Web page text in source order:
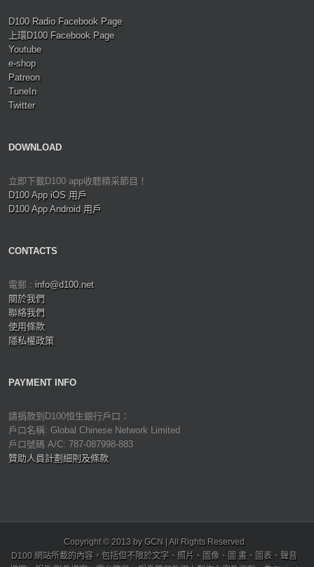
D100 Radio Facebook Page
上環D100 Facebook Page
Youtube
e-shop
Patreon
TuneIn
Twitter
DOWNLOAD
立即下載D100 app收聽精采節目！
D100 App iOS 用戶
D100 App Android 用戶
CONTACTS
電郵 : info@d100.net
關於我們
聯絡我們
使用條款
隱私權政策
PAYMENT INFO
請捐款到D100恒生銀行戶口：
戶口名稱: Global Chinese Network Limited
戶口號碼 A/C: 787-087998-883
贊助人員計劃細則及條款
Copyright © 2013 by GCN | All Rights Reserved
D100 網站所載的內容，包括但不限於文字、照片、圖像、圖 畫、圖表、聲音